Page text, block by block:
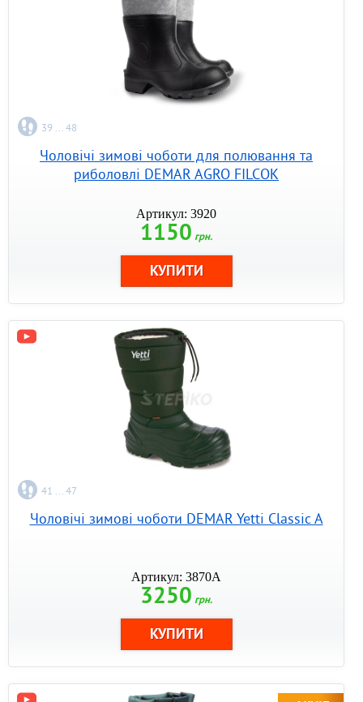
39 ... 48
Чоловічі зимові чоботи для полювання та
риболовлі DEMAR AGRO FILCOK
Артикул: 3920
1150 грн.
41 ... 47
Чоловічі зимові чоботи DEMAR Yetti Classic A
Артикул: 3870A
3250 грн.